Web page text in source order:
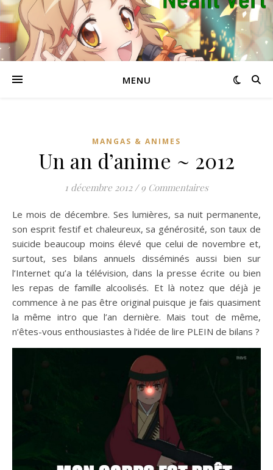
MENU
MANGAS & ANIMES
Un an d’anime ~ 2012
1 décembre 2012 / 9 Commentaires
Le mois de décembre. Ses lumières, sa nuit permanente,
son esprit festif et chaleureux, sa générosité, son taux de
suicide beaucoup moins élevé que celui de novembre et,
surtout, ses bilans annuels disséminés aussi bien sur
l’Internet qu’a la télévision, dans la presse écrite ou bien
les repas de famille alcoolisés. Et là notez que déjà je
commence à ne pas être original puisque je fais quasiment
la même intro que l’an dernière. Mais tout de même,
n’êtes-vous enthousiastes à l’idée de lire PLEIN de bilans ?